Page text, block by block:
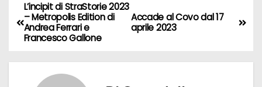
N
a
v
Accade al Covo dal 17
aprile 2023
L’incipit di StraStorie 2023
– Metropolis Edition di
Andrea Ferrari e
Francesco Gallone